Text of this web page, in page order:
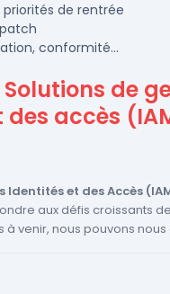
de rentrée
conformité
Solutions de
des accès
Identités et des Accès
aux défis croissants
à venir, nous pouvons
d'automatiser et